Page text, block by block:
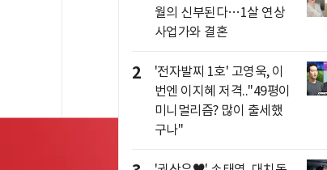
월의 신부된다…1살 연상
사업가와 결혼
2
'전자발찌 1호' 고영욱, 이
번엔 이지혜 저격.."49평이
미니멀리즘? 많이 출세했
구나"